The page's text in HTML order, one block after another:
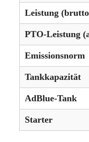
Leistung
PTO-Leistung
Emissionsnorm
Tankkapazität
AdBlue-Tank
Starter